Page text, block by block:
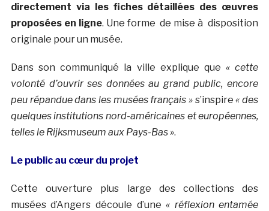
directement via les fiches détaillées des œuvres
proposées en ligne. Une forme de mise à disposition
originale pour un musée.
Dans son communiqué la ville explique que « cette
volonté d’ouvrir ses données au grand public, encore
peu répandue dans les musées français » s’inspire« des
quelques institutions nord-américaines et européennes,
telles le Rijksmuseum aux Pays-Bas ».
Le public au cœur du projet
Cette ouverture plus large des collections des
musées d’Angers découle d’une« réflexion entamée